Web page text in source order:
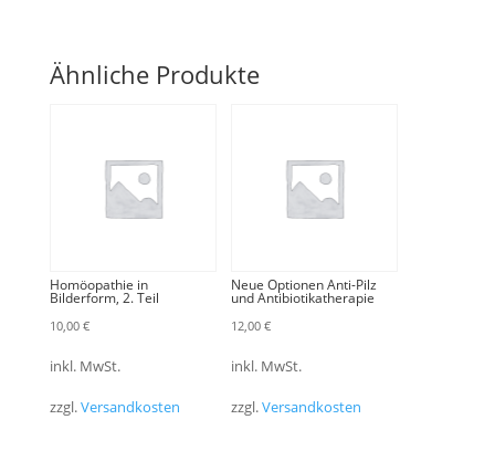
Ähnliche Produkte
Homöopathie in
Bilderform, 2. Teil
10,00 €
inkl. MwSt.
zzgl.Versandkosten
Neue Optionen Anti-Pilz
und Antibiotikatherapie
12,00 €
inkl. MwSt.
zzgl.Versandkosten